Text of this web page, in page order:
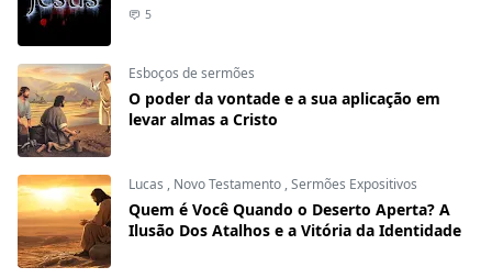
5
Esboços de sermões
O poder da vontade e a sua aplicação em
levar almas a Cristo
Lucas , Novo Testamento ,Sermões Expositivos
Quem é Você Quando o Deserto Aperta? A
Ilusão Dos Atalhos e a Vitória da Identidade